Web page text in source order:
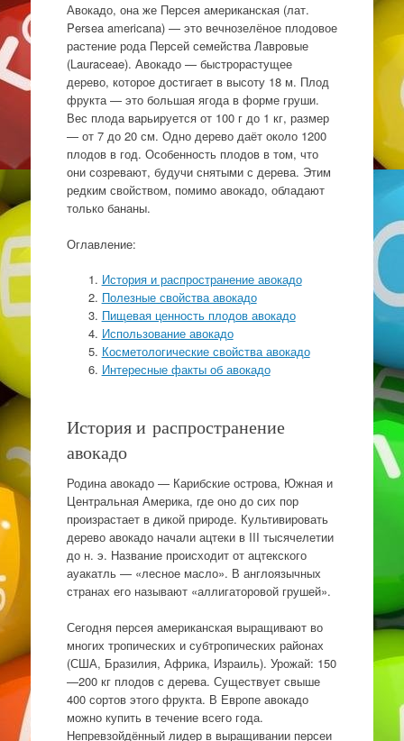
Авокадо, она же Персея американская (лат.
Persea americana) — это вечнозелёное плодовое
растение рода Персей семейства Лавровые
(Lauraceae). Авокадо — быстрорастущее
дерево, которое достигает в высоту 18 м. Плод
фрукта — это большая ягода в форме груши.
Вес плода варьируется от 100 г до 1 кг, размер
— от 7 до 20 см. Одно дерево даёт около 1200
плодов в год. Особенность плодов в том, что
они созревают, будучи снятыми с дерева. Этим
редким свойством, помимо авокадо, обладают
только бананы.
Оглавление:
История и распространение авокадо
Полезные свойства авокадо
Пищевая ценность плодов авокадо
Использование авокадо
Косметологические свойства авокадо
Интересные факты об авокадо
История и распространение
авокадо
Родина авокадо — Карибские острова, Южная и
Центральная Америка, где оно до сих пор
произрастает в дикой природе. Культивировать
дерево авокадо начали ацтеки в III тысячелетии
до н. э. Название происходит от ацтекского
ауакатль — «лесное масло». В англоязычных
странах его называют «аллигаторовой грушей».
Сегодня персея американская выращивают во
многих тропических и субтропических районах
(США, Бразилия, Африка, Израиль). Урожай: 150
—200 кг плодов с дерева. Существует свыше
400 сортов этого фрукта. В Европе авокадо
можно купить в течение всего года.
Непревзойдённый лидер в выращивании персеи